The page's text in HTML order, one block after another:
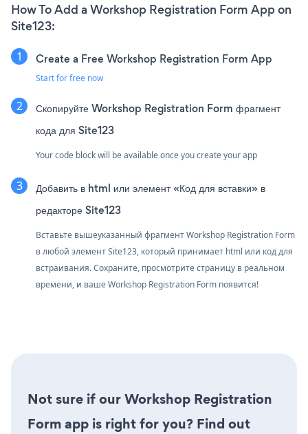
How To Add a Workshop Registration Form App on
Site123:
Create a Free Workshop Registration Form App
Start for free now
Скопируйте Workshop Registration Form фрагмент
кода для Site123
Your code block will be available once you create your app
Добавить в html или элемент «Код для вставки» в
редакторе Site123
Вставьте вышеуказанный фрагмент Workshop Registration Form
в любой элемент Site123, который принимает html или код для
встраивания. Сохраните, просмотрите страницу в реальном
времени, и ваше Workshop Registration Form появится!
Not sure if our Workshop Registration
Form app is right for you? Find out